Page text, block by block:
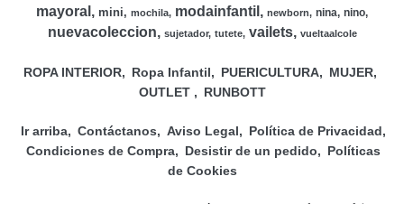
mayoral mini mochila modainfantil newborn nina nino
nuevacoleccion sujetador tutete vailets vueltaalcole
ROPA INTERIOR Ropa Infantil PUERICULTURA
MUJER
OUTLET
RUNBOTT
Ir arriba Contáctanos Aviso Legal
Política de Privacidad
Condiciones de Compra
Desistir de un pedido
Políticas
de Cookies